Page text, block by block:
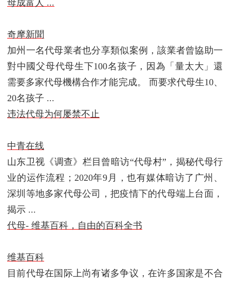
母成富人 ...
奇摩新聞
加州一名代母業者也分享類似案例，該業者曾協助一
對中國父母代母生下100名孩子，因為「量太大」還
需要多家代母機構合作才能完成。 而要求代母生10、
20名孩子 ...
违法代母为何屡禁不止
中青在线
山东卫视《调查》栏目曾暗访“代母村”，揭秘代母行
业的运作流程；2020年9月，也有媒体暗访了广州、
深圳等地多家代母公司，把疫情下的代母端上台面，
揭示 ...
代母- 维基百科，自由的百科全书
维基百科
目前代母在国际上尚有诸多争议，在许多国家是不合